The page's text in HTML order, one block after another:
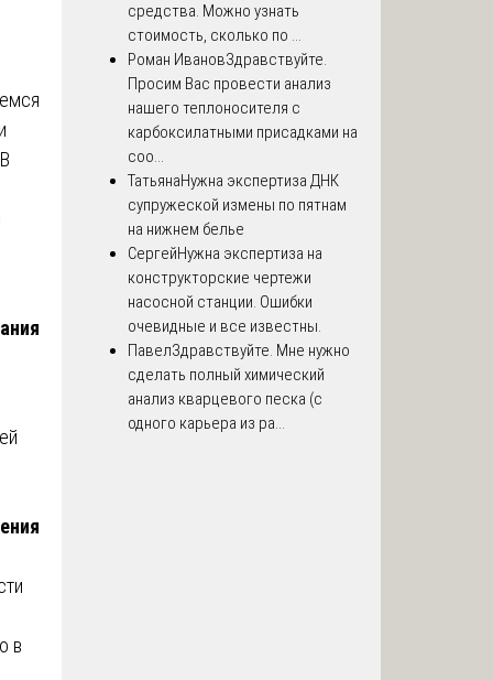
в
средства. Можно узнать
стоимость, сколько по ...
Роман ИвановЗдравствуйте.
Просим Вас провести анализ
нашего теплоносителя с
карбоксилатными присадками на
соо...
ТатьянаНужна экспертиза ДНК
супружеской измены по пятнам
на нижнем белье
СергейНужна экспертиза на
конструкторские чертежи
насосной станции. Ошибки
очевидные и все известны.
ПавелЗдравствуйте. Мне нужно
сделать полный химический
анализ кварцевого песка (с
одного карьера из ра...